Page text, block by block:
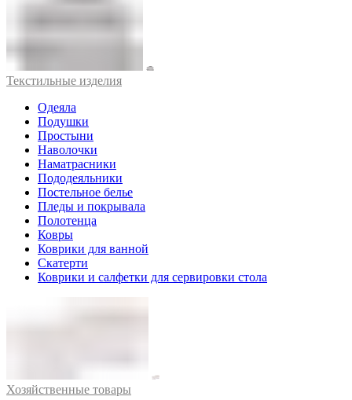
Текстильные изделия
Одеяла
Подушки
Простыни
Наволочки
Наматрасники
Пододеяльники
Постельное белье
Пледы и покрывала
Полотенца
Ковры
Коврики для ванной
Скатерти
Коврики и салфетки для сервировки стола
Хозяйственные товары